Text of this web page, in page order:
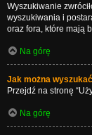
Wyszukiwanie
wyszukiwania i
oraz fora, które mają
Na górę
Jak można
Przejdź na stronę
Na górę